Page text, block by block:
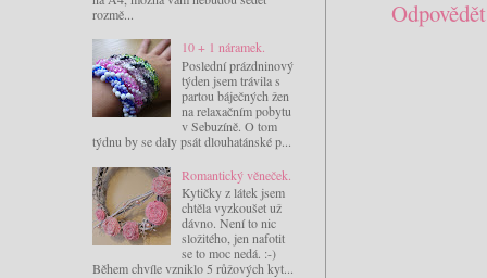
Odpovědět
rozmě...
10 + 1 náramek.
Poslední prázdninový
týden jsem trávila s
partou báječných žen
na relaxačním pobytu
v Sebuzíně. O tom
týdnu by se daly psát dlouhatánské p...
Romantický věneček.
Kytičky z látek jsem
chtěla vyzkoušet už
dávno. Není to nic
složitého, jen nafotit
se to moc nedá. :-)
Během chvíle vzniklo 5 růžových kyt...